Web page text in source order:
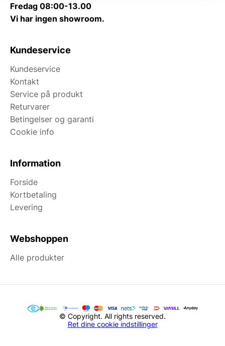
Fredag 08:00-13.00
Vi har ingen showroom.
Kundeservice
Kundeservice
Kontakt
Service på produkt
Returvarer
Betingelser og garanti
Cookie info
Information
Forside
Kortbetaling
Levering
Webshoppen
Alle produkter
© Copyright. All rights reserved.
Ret dine cookie indstillinger